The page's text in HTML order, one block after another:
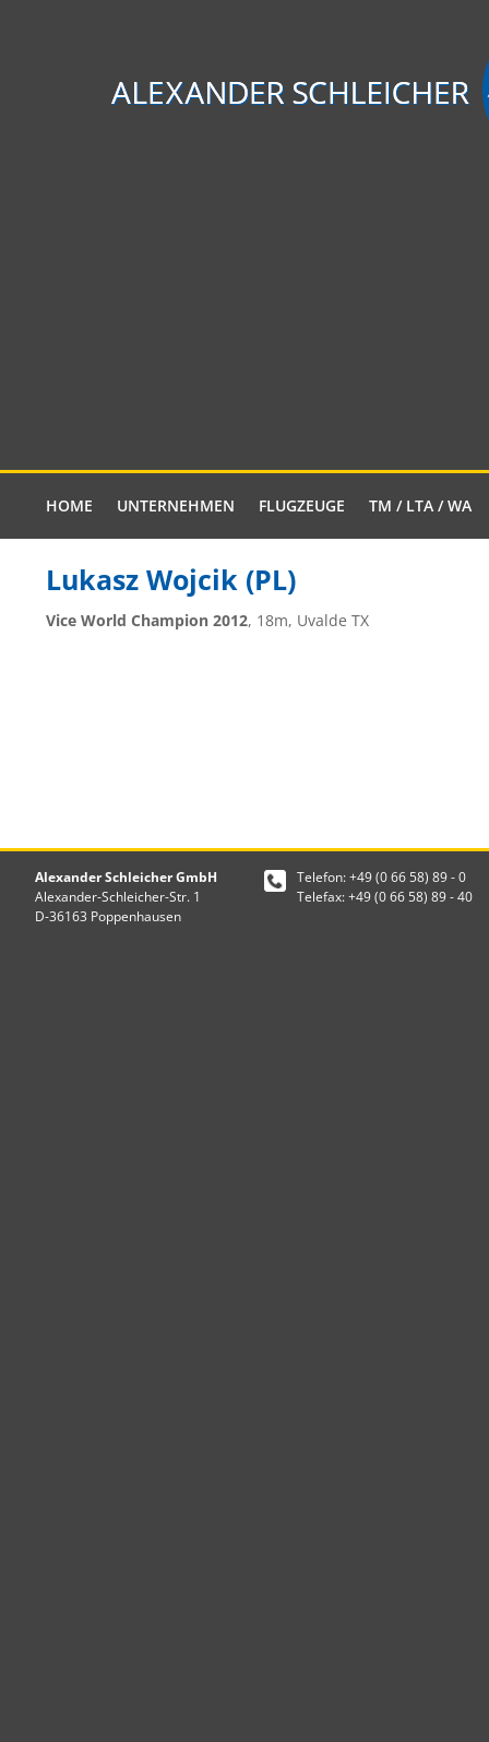
HOME UNTERNEHMEN FLUGZEUGE TM / LTA / WA
Lukasz Wojcik (PL)
Vice World Champion 2012, 18m, Uvalde TX
Alexander Schleicher GmbH
Alexander-Schleicher-Str. 1
D-36163 Poppenhausen
Telefon: +49 (0 66 58) 89 - 0
Telefax: +49 (0 66 58) 89 - 40